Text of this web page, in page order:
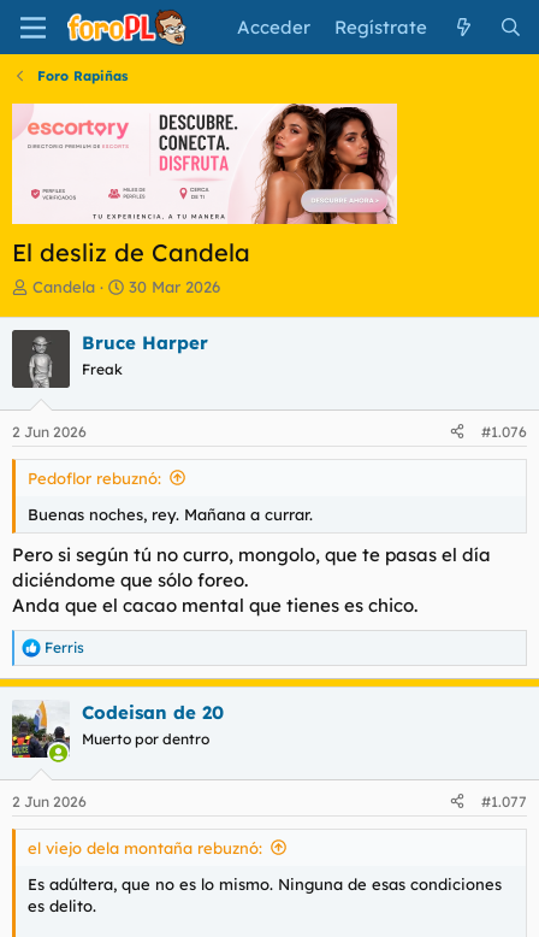
Acceder Regístrate
Foro Rapiñas
El desliz de Candela
I
i
c
i
a
d
o
r
d
l
e
m
a
Candela
F
h
e
n
i
i
o
30 Mar 2026
Bruce Harper
Freak
2 Jun 2026 #1.076
Pedoflor rebuznó:
Buenas noches, rey. Mañana a currar.
Pero si según tú no curro, mongolo, que te pasas el día
diciéndome que sólo foreo.
Anda que el cacao mental que tienes es chico.
R
e
a
c
c
i
e
s
Ferris
Codeisan de 20
Muerto por dentro
2 Jun 2026 #1.077
el viejo dela montaña rebuznó:
Es adúltera, que no es lo mismo. Ninguna de esas condiciones
es delito.